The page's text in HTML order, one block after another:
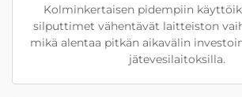
Kolminkertaisen pidempiin
silputtimet vähentävät laitteiston
mikä alentaa pitkän aikavälin
jätevesilaitoksilla.